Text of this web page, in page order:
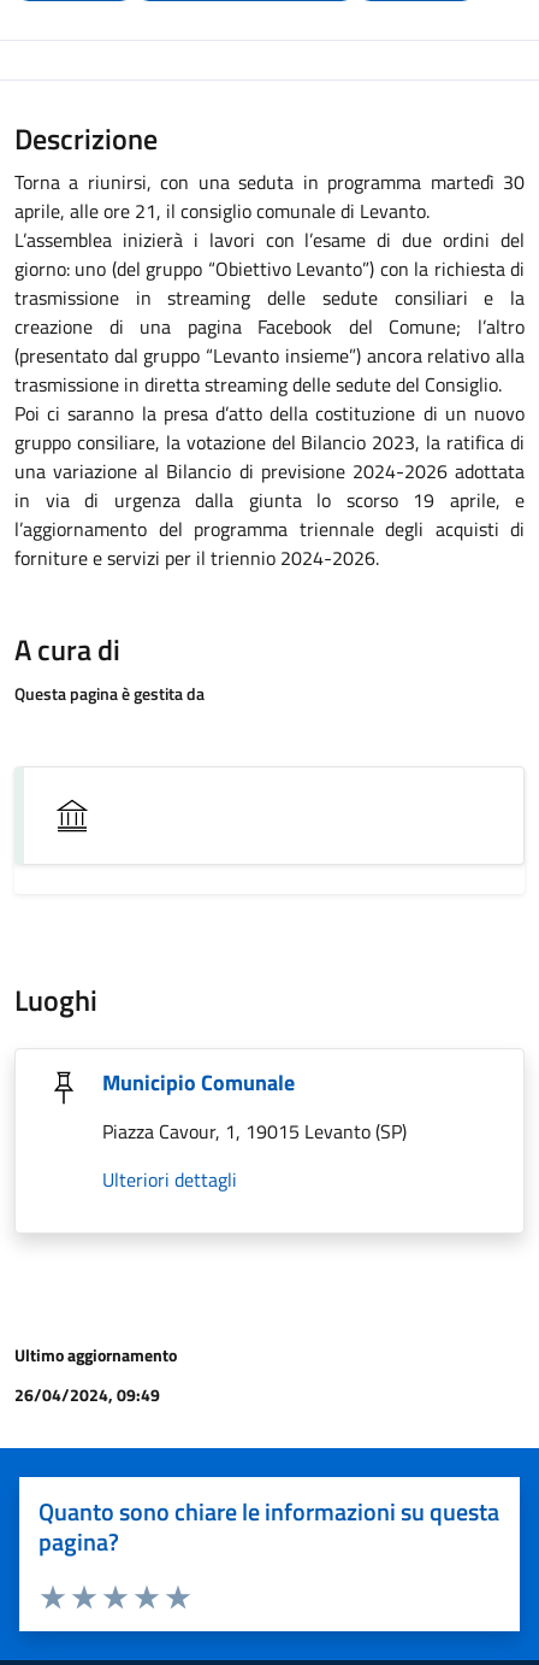
Descrizione
Torna a riunirsi, con una seduta in programma martedì 30
aprile, alle ore 21, il consiglio comunale di Levanto.
L’assemblea inizierà i lavori con l’esame di due ordini del
giorno: uno (del gruppo “Obiettivo Levanto”) con la richiesta di
trasmissione in streaming delle sedute consiliari e la
creazione di una pagina Facebook del Comune; l’altro
(presentato dal gruppo “Levanto insieme”) ancora relativo alla
trasmissione in diretta streaming delle sedute del Consiglio.
Poi ci saranno la presa d’atto della costituzione di un nuovo
gruppo consiliare, la votazione del Bilancio 2023, la ratifica di
una variazione al Bilancio di previsione 2024-2026 adottata
in via di urgenza dalla giunta lo scorso 19 aprile, e
l’aggiornamento del programma triennale degli acquisti di
forniture e servizi per il triennio 2024-2026.
A cura di
Questa pagina è gestita da
Luoghi
Municipio Comunale
Piazza Cavour, 1, 19015 Levanto (SP)
Ulteriori dettagli
Ultimo aggiornamento
26/04/2024, 09:49
Quanto sono chiare le informazioni su questa
pagina?
Valuta 5 stelle su 5
Valuta 4 stelle su 5
Valuta 3 stelle su 5
Valuta 2 stelle su 5
Valuta 1 stelle su 5